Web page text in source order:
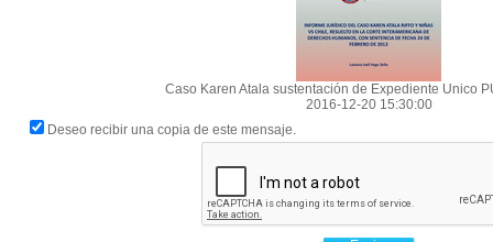
Caso Karen Atala sustentación de Expediente Unico
2016-12-20 15:30:00
Deseo recibir una copia de este mensaje.